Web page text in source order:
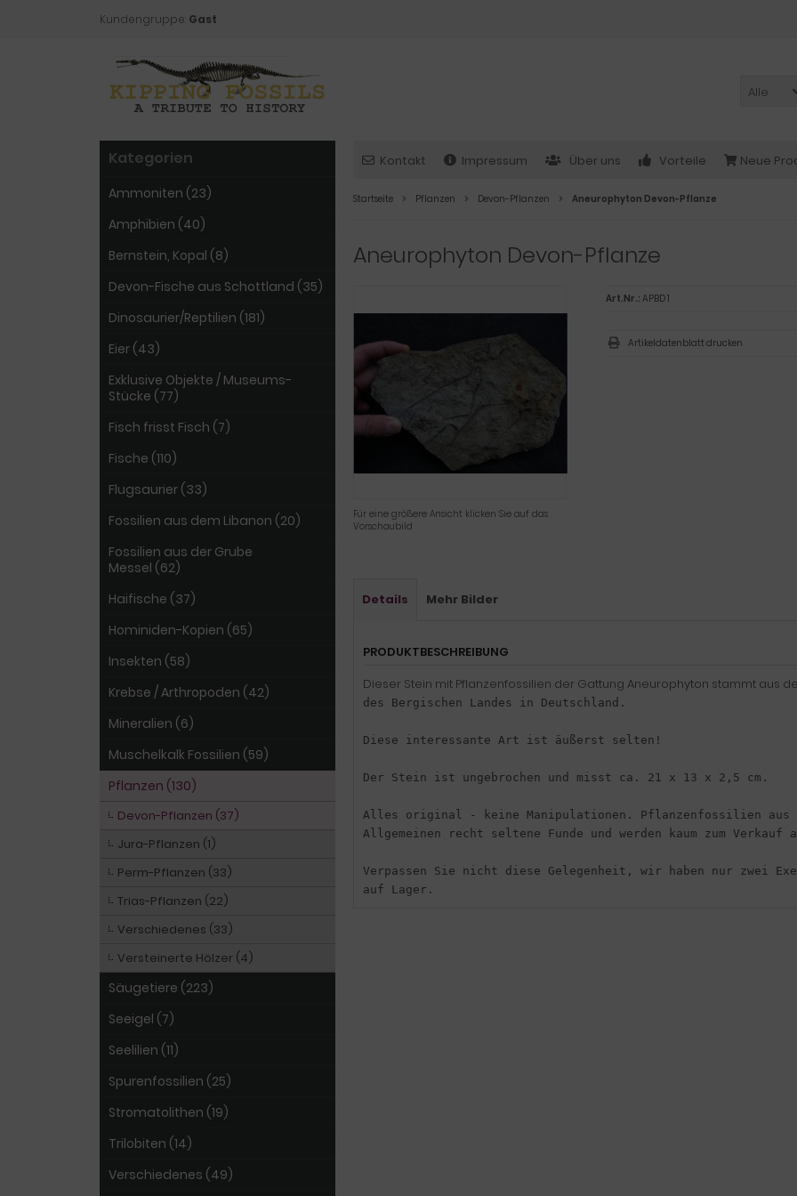
Kundengruppe: Gast
Alle
Kontakt Impressum Über uns Vorteile Neue
Startseite Pflanzen Devon-Pflanzen Aneurophyton Devon-Pflanze
Aneurophyton Devon-Pflanze
Für eine größere Ansicht klicken Sie auf das
Vorschaubild
Art.Nr.: APBD 1
Artikeldatenblatt drucken
Details Mehr Bilder
PRODUKTBESCHREIBUNG
Dieser Stein mit Pflanzenfossilien der Gattung Aneurophyton stammt aus
des Bergischen Landes in Deutschland.
Diese interessante Art ist äußerst selten!
Der Stein ist ungebrochen und misst ca. 21 x 13 x 2,5 cm.
Alles original - keine Manipulationen. Pflanzenfossilien aus
Allgemeinen recht seltene Funde und werden kaum zum Verkauf
Verpassen Sie nicht diese Gelegenheit, wir haben nur zwei
auf Lager.
Kategorien
Ammoniten (23)
Amphibien (40)
Bernstein, Kopal (8)
Devon-Fische aus Schottland (35)
Dinosaurier/Reptilien (181)
Eier (43)
Exklusive Objekte / Museums-
Stücke (77)
Fisch frisst Fisch (7)
Fische (110)
Flugsaurier (33)
Fossilien aus dem Libanon (20)
Fossilien aus der Grube
Messel (62)
Haifische (37)
Hominiden-Kopien (65)
Insekten (58)
Krebse / Arthropoden (42)
Mineralien (6)
Muschelkalk Fossilien (59)
Pflanzen (130)
Devon-Pflanzen (37)
Jura-Pflanzen (1)
Perm-Pflanzen (33)
Trias-Pflanzen (22)
Verschiedenes (33)
Versteinerte Hölzer (4)
Säugetiere (223)
Seeigel (7)
Seelilien (11)
Spurenfossilien (25)
Stromatolithen (19)
Trilobiten (14)
Verschiedenes (49)